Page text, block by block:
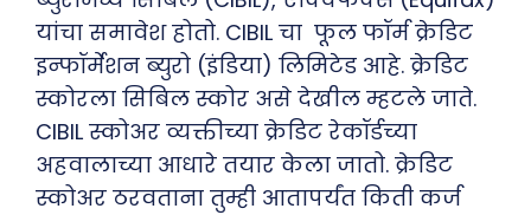
यांचा समावेश होतो. CIBIL चा फूल फॉर्म क्रेडिट
इन्फॉर्मेशन ब्युरो (इंडिया) लिमिटेड आहे. क्रेडिट
स्कोरला सिबिल स्कोर असे देखील म्हटले जाते.
CIBIL स्कोअर व्यक्तीच्या क्रेडिट रेकॉर्डच्या
अहवालाच्या आधारे तयार केला जातो. क्रेडिट
स्कोअर ठरवताना तुम्ही आतापर्यंत किती कर्ज